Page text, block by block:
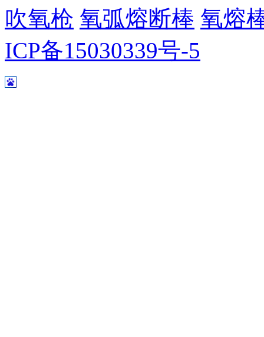
吹氧枪 氧弧熔断棒 氧熔
ICP备15030339号-5